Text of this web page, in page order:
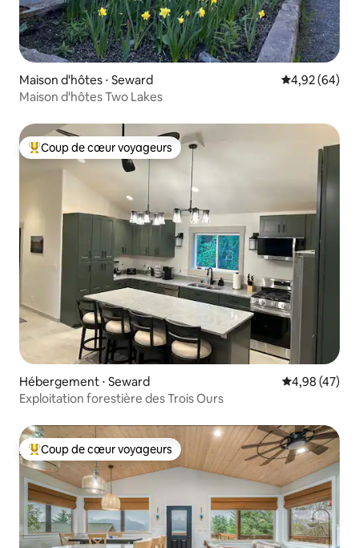
Maison d'hôtes ⋅ Seward Évaluation
4,92 (64)
Maison d'hôtes Two Lakes
Coups de cœur voyageurs les plus appréciés
Coup de cœur voyageurs
Hébergement ⋅ Seward Évaluation
4,98 (47)
Exploitation forestière des Trois Ours
Coups de cœur voyageurs les plus appréciés
Coup de cœur voyageurs